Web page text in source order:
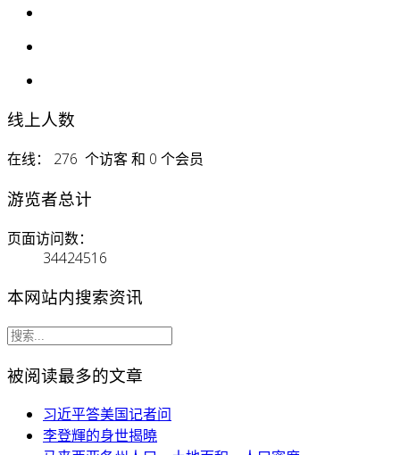
线上人数
在线： 276 个访客 和 0 个会员
游览者总计
页面访问数：
34424516
本网站内搜索资讯
被阅读最多的文章
习近平答美国记者问
李登輝的身世揭曉